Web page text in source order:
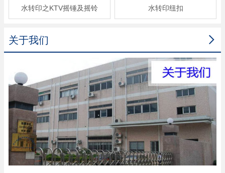
水转印之KTV摇锤及摇铃 水转印纽扣

关于我们